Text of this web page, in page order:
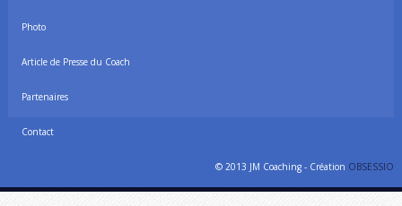
Photo
Article de Presse du Coach
Partenaires
Contact
© 2013 JM Coaching - Création OBSESSIO